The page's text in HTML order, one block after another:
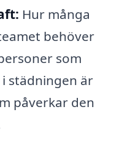
Hur många
behöver
som
städningen är
påverkar den